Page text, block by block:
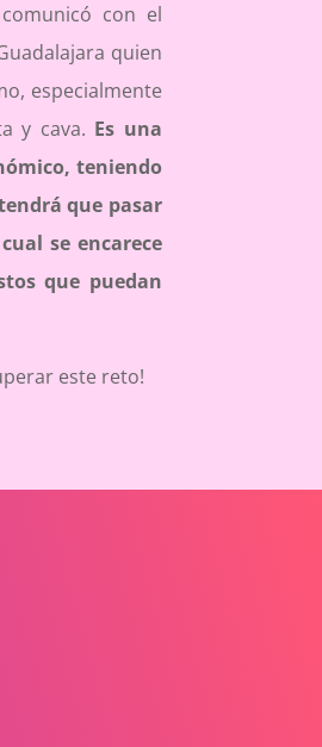
con el
quien
especialmente
y cava. Es una
teniendo
que pasar
se encarece
que puedan
este reto!